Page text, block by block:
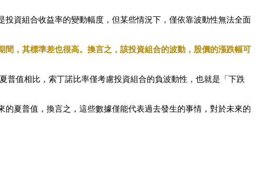
投資組合收益率的變動幅度，但某些情況下，僅依靠波動性無法全面
，其標準差也很高。換言之，該投資組合的波動，股價的漲跌幅可
普值相比，索丁諾比率僅考慮投資組合的負波動性，也就是「下跌
夏普值，換言之，這些數據僅能代表過去發生的事情，對於未來的